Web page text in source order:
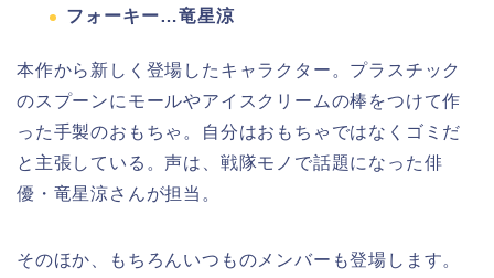
フォーキー…竜星涼
本作から新しく登場したキャラクター。プラスチック
のスプーンにモールやアイスクリームの棒をつけて作
った手製のおもちゃ。自分はおもちゃではなくゴミだ
と主張している。声は、戦隊モノで話題になった俳
優・竜星涼さんが担当。
そのほか、もちろんいつものメンバーも登場します。